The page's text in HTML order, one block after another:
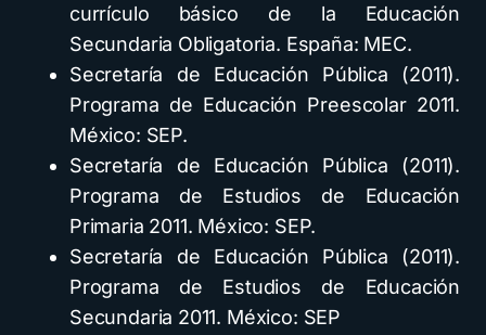
currículo básico de la Educación
Secundaria Obligatoria. España: MEC.
Secretaría de Educación Pública (2011).
Programa de Educación Preescolar 2011.
México: SEP.
Secretaría de Educación Pública (2011).
Programa de Estudios de Educación
Primaria 2011. México: SEP.
Secretaría de Educación Pública (2011).
Programa de Estudios de Educación
Secundaria 2011. México: SEP